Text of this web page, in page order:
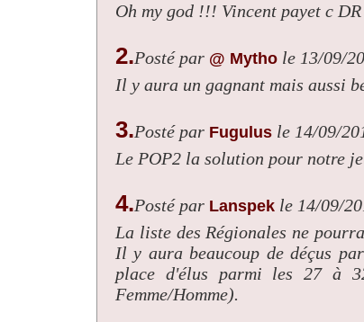
Oh my god !!! Vincent payet c
2.Posté par @ Mytho le 13/09/
Il y aura un gagnant mais aussi
3.Posté par Fugulus le 14/09/
Le POP2 la solution pour notre
4.Posté par Lanspek le 14/09/
La liste des Régionales ne
Il y aura beaucoup de déçus
place d'élus parmi les 27 à
Femme/Homme).